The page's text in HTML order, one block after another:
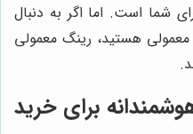
شما است. اما اگر به دنبال
معمولی هستید، رینگ معمولی
برای خرید